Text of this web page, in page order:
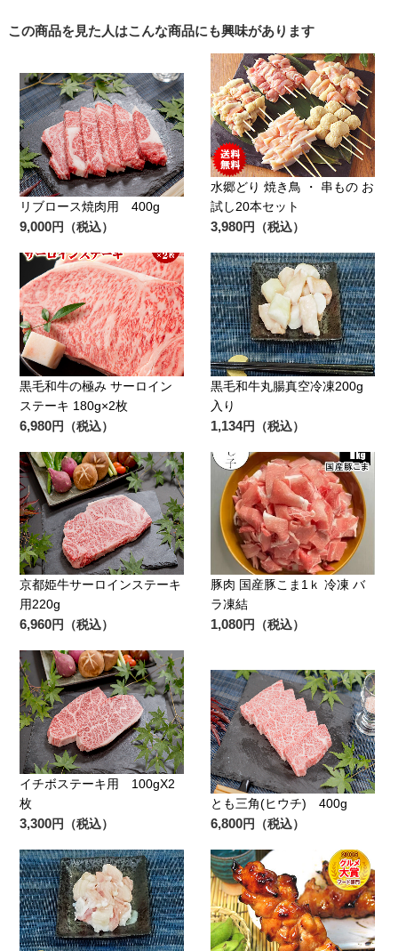
この商品を見た人はこんな商品にも興味があります
リブロース焼肉用 400g
9,000円（税込）
水郷どり 焼き鳥 ・ 串もの お
試し20本セット
3,980円（税込）
黒毛和牛の極み サーロイン
ステーキ 180g×2枚
6,980円（税込）
黒毛和牛丸腸真空冷凍200g
入り
1,134円（税込）
京都姫牛サーロインステーキ
用220g
6,960円（税込）
豚肉 国産豚こま1ｋ 冷凍 バ
ラ凍結
1,080円（税込）
イチボステーキ用 100gX2
枚
3,300円（税込）
とも三角(ヒウチ) 400g
6,800円（税込）